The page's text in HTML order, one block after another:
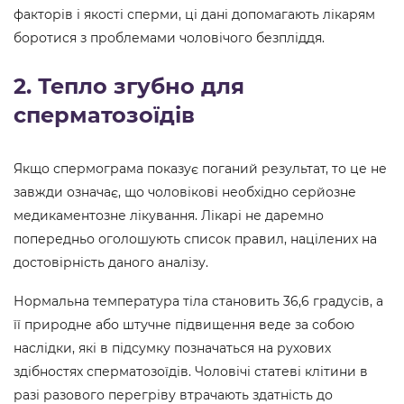
факторів і якості сперми, ці дані допомагають лікарям
боротися з проблемами чоловічого безпліддя.
2. Тепло згубно для
сперматозоїдів
Якщо спермограма показує поганий результат, то це не
завжди означає, що чоловікові необхідно серйозне
медикаментозне лікування. Лікарі не даремно
попередньо оголошують список правил, націлених на
достовірність даного аналізу.
Нормальна температура тіла становить 36,6 градусів, а
її природне або штучне підвищення веде за собою
наслідки, які в підсумку позначаться на рухових
здібностях сперматозоїдів. Чоловічі статеві клітини в
разі разового перегріву втрачають здатність до